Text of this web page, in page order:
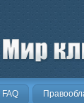
FAQ